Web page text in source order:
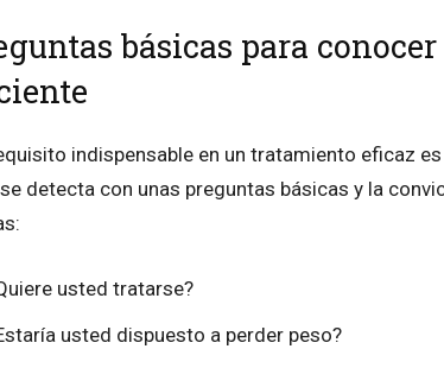
básicas para
indispensable en un tratamiento eficaz
detecta con unas preguntas básicas y la
usted tratarse?
usted dispuesto a perder peso?